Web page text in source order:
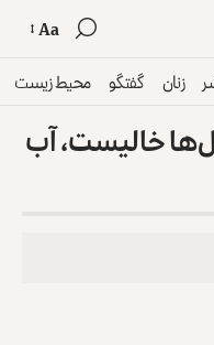
Aa
زنان گفتگو محیط زیست
خالیست، آب